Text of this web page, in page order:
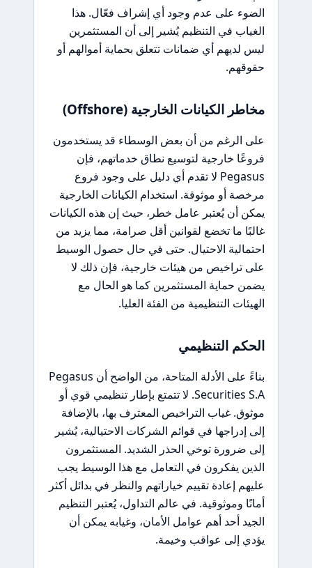
الضوء على عدم وجود أي إشراف فعّال. هذا
الغياب في التنظيم يُشير إلى أن المستثمرين
ليس لديهم أي ضمانات تتعلق بحماية أموالهم أو
حقوقهم.
مخاطر الكيانات الخارجية (Offshore)
على الرغم من أن بعض الوسطاء قد يستخدمون
فروعًا خارجية لتوسيع نطاق خدماتهم، فإن
Pegasus لا تقدم أي دليل على وجود فروع
مرخصة أو موثوقة. استخدام الكيانات الخارجية
يمكن أن يُعتبر عامل خطر، حيث إن هذه الكيانات
غالبًا ما تخضع لقوانين أقل صرامة، مما يزيد من
احتمالية الاحتيال. حتى في حال حصول الوسيط
على تراخيص من هيئات خارجية، فإن ذلك لا
يضمن حماية المستثمرين كما هو الحال مع
الهيئات التنظيمية من الفئة العليا.
الحكم التنظيمي
بناءً على الأدلة المتاحة، من الواضح أن Pegasus
Securities S.A. لا تتمتع بإطار تنظيمي قوي أو
موثوق. غياب التراخيص المعترف بها، بالإضافة
إلى إدراجها في قوائم الشركات الاحتيالية، يُشير
إلى ضرورة توخي الحذر الشديد. المستثمرون
الذين يفكرون في التعامل مع هذا الوسيط يجب
عليهم إعادة تقييم خياراتهم والنظر في بدائل أكثر
أمانًا وموثوقية. في عالم التداول، يُعتبر التنظيم
الجيد أحد أهم عوامل الأمان، وغيابه يمكن أن
يؤدي إلى عواقب وخيمة.